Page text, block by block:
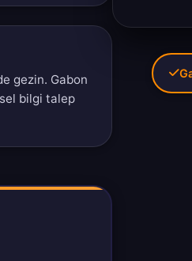
gezin. Gabon
bilgi talep